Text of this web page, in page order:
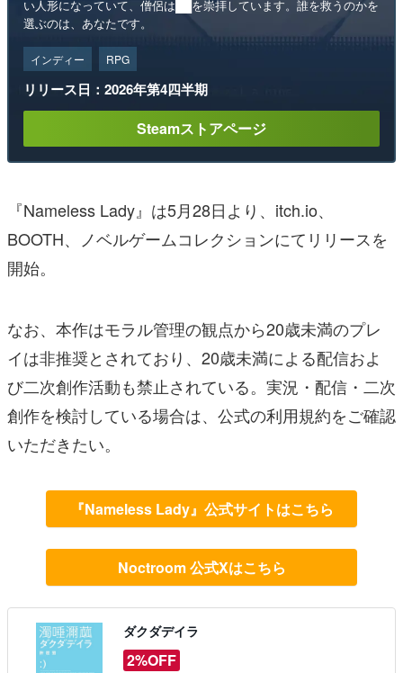
い人形になっていて、僧侶は██を崇拝しています。誰を救うのかを
選ぶのは、あなたです。
インディー RPG
リリース日：2026年第4四半期
Steamストアページ
『Nameless Lady』は5月28日より、itch.io、
BOOTH、ノベルゲームコレクションにてリリースを
開始。
なお、本作はモラル管理の観点から20歳未満のプレ
イは非推奨とされており、20歳未満による配信およ
び二次創作活動も禁止されている。実況・配信・二次
創作を検討している場合は、公式の利用規約をご確認
いただきたい。
『Nameless Lady』公式サイトはこちら
Noctroom 公式Xはこちら
ダクダデイラ
2%OFF